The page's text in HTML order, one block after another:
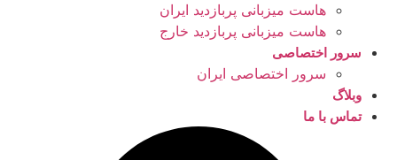
هاست میزبانی پربازدید ایران
هاست میزبانی پربازدید خارج
سرور اختصاصی
سرور اختصاصی ایران
وبلاگ
تماس با ما